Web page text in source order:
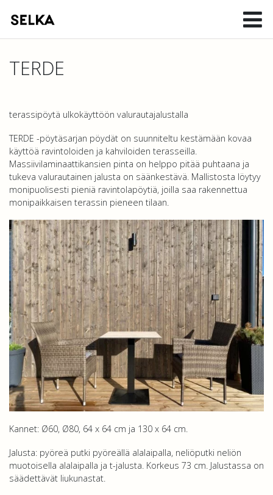
TERDE
terassipöytä ulkokäyttöön valurautajalustalla
TERDE -pöytäsarjan pöydät on suunniteltu kestämään kovaa
käyttöä ravintoloiden ja kahviloiden terasseilla.
Massiivilaminaattikansien pinta on helppo pitää puhtaana ja
tukeva valurautainen jalusta on säänkestävä. Mallistosta löytyy
monipuolisesti pieniä ravintolapöytiä, joilla saa rakennettua
monipaikkaisen terassin pieneen tilaan.
Kannet: Ø60, Ø80, 64 x 64 cm ja 130 x 64 cm.
Jalusta: pyöreä putki pyöreällä alalaipalla, neliöputki neliön
muotoisella alalaipalla ja t-jalusta. Korkeus 73 cm. Jalustassa on
säädettävät liukunastat.